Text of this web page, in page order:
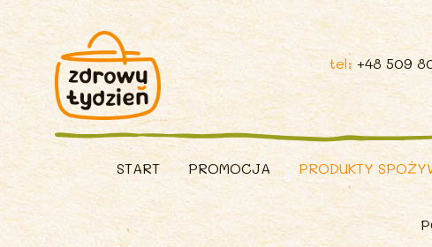
tel: +48 509
START PROMOCJA PRODUKTY